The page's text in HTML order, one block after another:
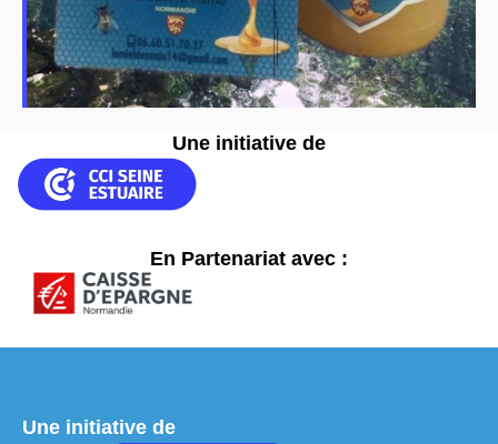
Une initiative de
En Partenariat avec :
Une initiative de